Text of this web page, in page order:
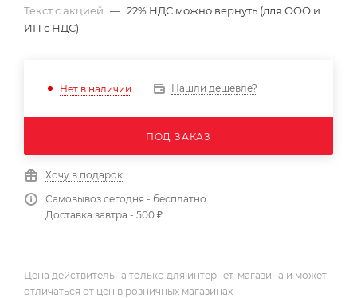
Текст с акцией — 22% НДС можно вернуть (для ООО и
ИП с НДС)
Нет в наличии Нашли дешевле?
ПОД ЗАКАЗ
Хочу в подарок
Самовывоз сегодня - бесплатно
Доставка завтра - 500 ₽
Цена действительна только для интернет-магазина и может
отличаться от цен в розничных магазинах